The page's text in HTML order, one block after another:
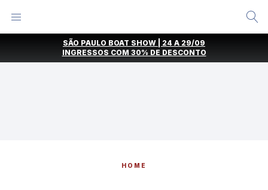
SÃO PAULO BOAT SHOW | 24 A 29/09
INGRESSOS COM 30% DE DESCONTO
HOME